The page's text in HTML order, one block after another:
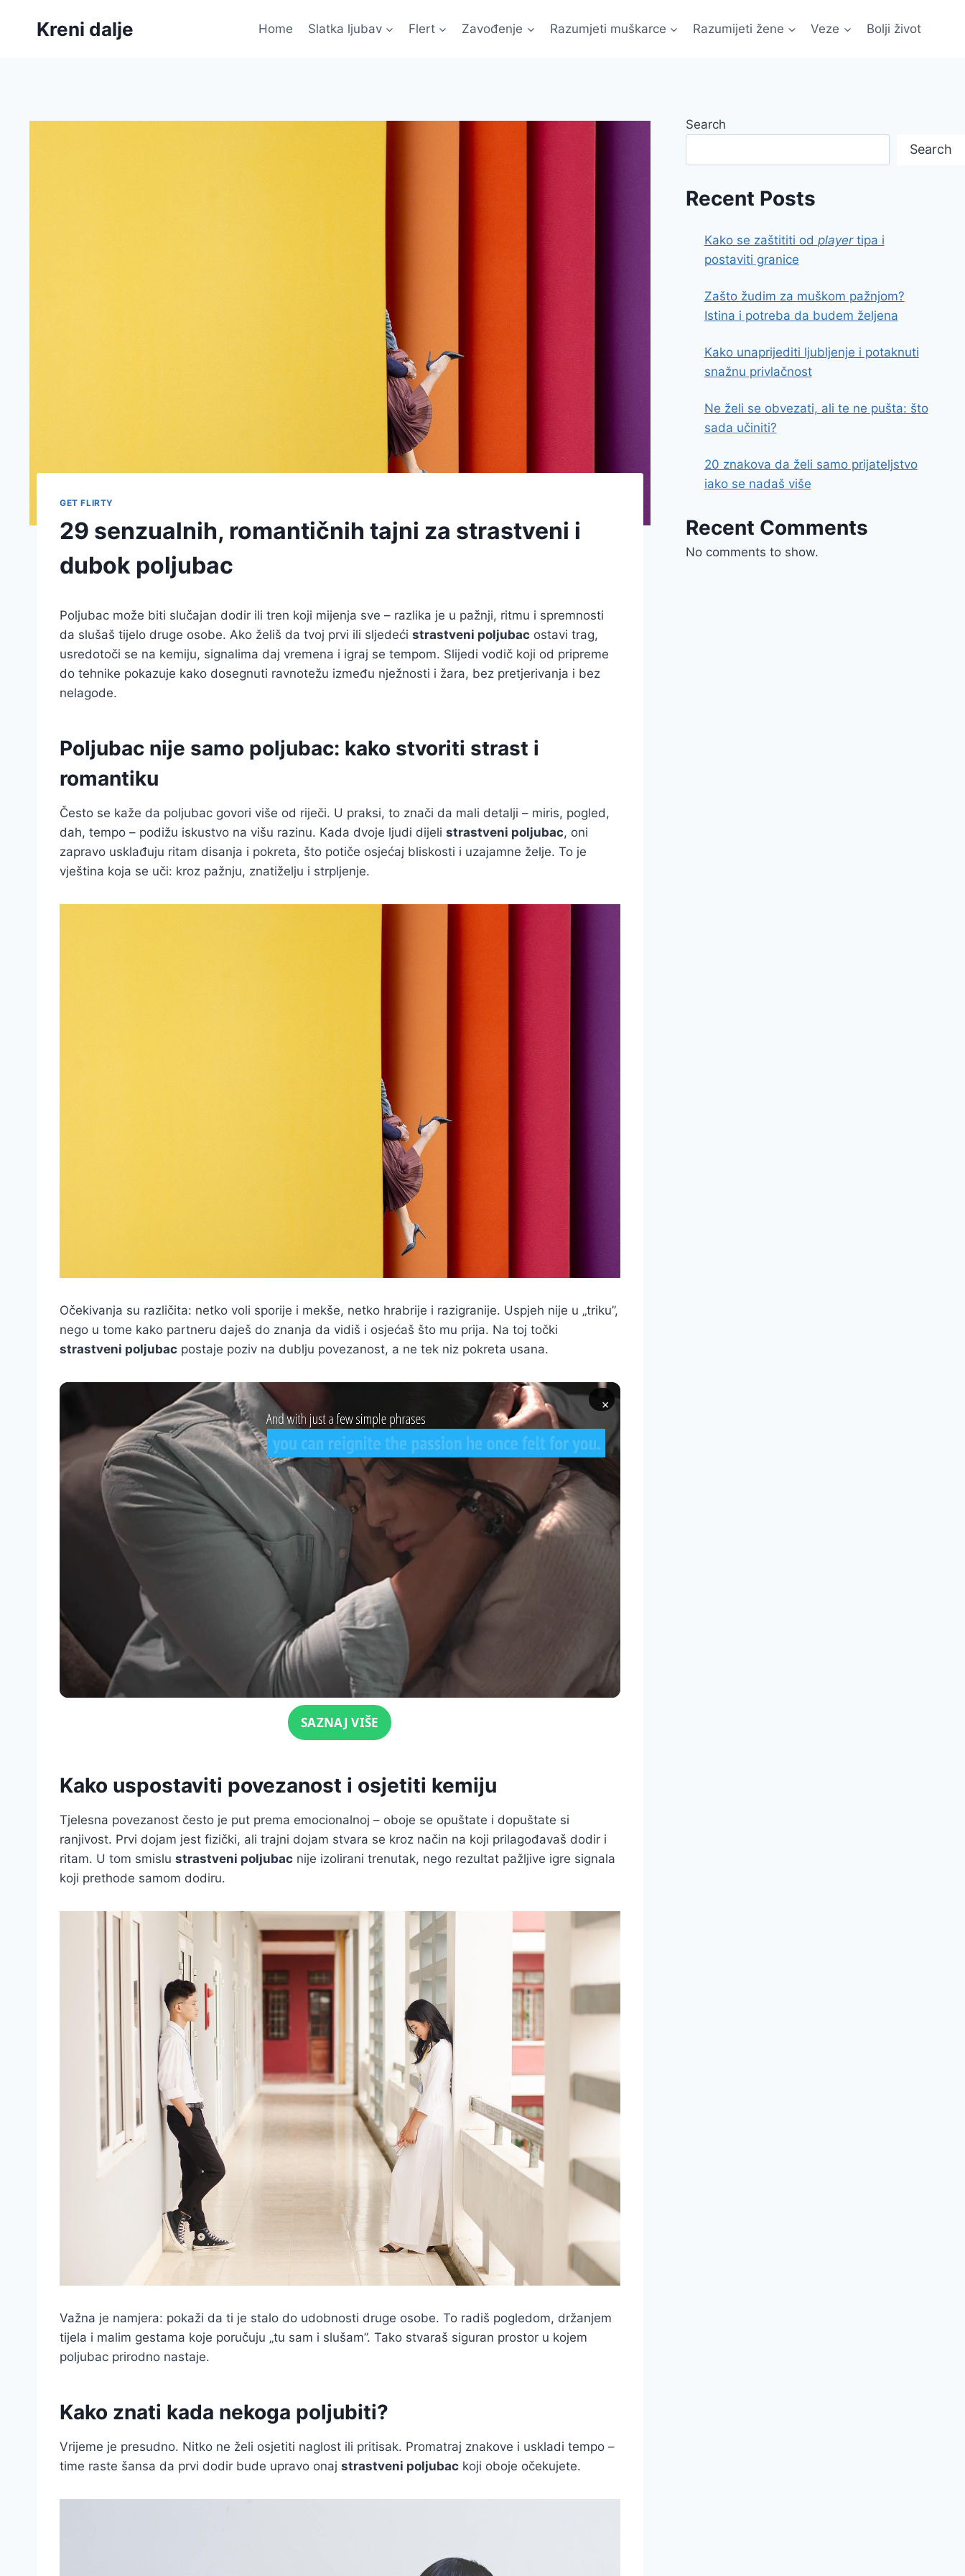
Kreni dalje Home Slatka ljubav Flert Zavođenje Razumjeti muškarce Razumijeti žene Veze Bolji život
GET FLIRTY
29 senzualnih, romantičnih tajni za strastveni i
dubok poljubac
Poljubac može biti slučajan dodir ili tren koji mijenja sve – razlika je u pažnji, ritmu i spremnosti
da slušaš tijelo druge osobe. Ako želiš da tvoj prvi ili sljedeći strastveni poljubac ostavi trag,
usredotoči se na kemiju, signalima daj vremena i igraj se tempom. Slijedi vodič koji od pripreme
do tehnike pokazuje kako dosegnuti ravnotežu između nježnosti i žara, bez pretjerivanja i bez
nelagode.
Poljubac nije samo poljubac: kako stvoriti strast i
romantiku
Često se kaže da poljubac govori više od riječi. U praksi, to znači da mali detalji – miris, pogled,
dah, tempo – podižu iskustvo na višu razinu. Kada dvoje ljudi dijeli strastveni poljubac, oni
zapravo usklađuju ritam disanja i pokreta, što potiče osjećaj bliskosti i uzajamne želje. To je
vještina koja se uči: kroz pažnju, znatiželju i strpljenje.
Očekivanja su različita: netko voli sporije i mekše, netko hrabrije i razigranije. Uspjeh nije u „triku”,
nego u tome kako partneru daješ do znanja da vidiš i osjećaš što mu prija. Na toj točki
strastveni poljubac postaje poziv na dublju povezanost, a ne tek niz pokreta usana.
×
SAZNAJ VIŠE
Kako uspostaviti povezanost i osjetiti kemiju
Tjelesna povezanost često je put prema emocionalnoj – oboje se opuštate i dopuštate si
ranjivost. Prvi dojam jest fizički, ali trajni dojam stvara se kroz način na koji prilagođavaš dodir i
ritam. U tom smislu strastveni poljubac nije izolirani trenutak, nego rezultat pažljive igre signala
koji prethode samom dodiru.
Važna je namjera: pokaži da ti je stalo do udobnosti druge osobe. To radiš pogledom, držanjem
tijela i malim gestama koje poručuju „tu sam i slušam”. Tako stvaraš siguran prostor u kojem
poljubac prirodno nastaje.
Kako znati kada nekoga poljubiti?
Vrijeme je presudno. Nitko ne želi osjetiti naglost ili pritisak. Promatraj znakove i uskladi tempo –
time raste šansa da prvi dodir bude upravo onaj strastveni poljubac koji oboje očekujete.
Search
Search
Recent Posts
Kako se zaštititi od playertipa i
postaviti granice
Zašto žudim za muškom pažnjom?
Istina i potreba da budem željena
Kako unaprijediti ljubljenje i potaknuti
snažnu privlačnost
Ne želi se obvezati, ali te ne pušta: što
sada učiniti?
20 znakova da želi samo prijateljstvo
iako se nadaš više
Recent Comments
No comments to show.